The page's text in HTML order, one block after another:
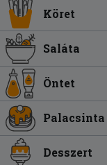
Köret
Saláta
Öntet
Palacsinta
Desszert